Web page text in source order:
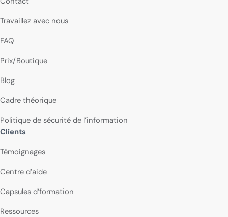
Travaillez avec nous
FAQ
Prix/Boutique
Blog
Cadre théorique
Politique de sécurité de l’information
Clients
Témoignages
Centre d’aide
Capsules d’formation
Ressources